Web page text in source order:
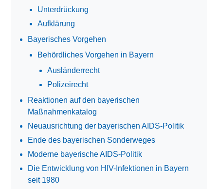
Unterdrückung
Aufklärung
Bayerisches Vorgehen
Behördliches Vorgehen in Bayern
Ausländerrecht
Polizeirecht
Reaktionen auf den bayerischen
Maßnahmenkatalog
Neuausrichtung der bayerischen AIDS-Politik
Ende des bayerischen Sonderweges
Moderne bayerische AIDS-Politik
Die Entwicklung von HIV-Infektionen in Bayern
seit 1980